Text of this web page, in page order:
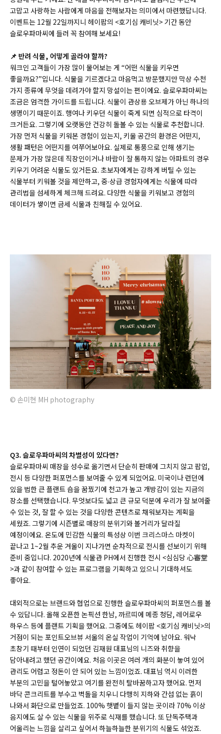
고맙고 사랑하는 사람에게 마음을 전해보자는 의미에서 마련했답니다.
이벤트는 12월 22일까지니 헤이팝의 <호기심 캐비닛> 기간 동안
슬로우파마씨에 들러 꼭 참여해 보세요!
📌 반려 식물, 어떻게 골라야 할까?
워크인 고객들이 가장 많이 물어보는 게 “어떤 식물을 키우면
좋을까요?”입니다. 식물을 기르겠다고 마음먹고 방문했지만 막상 수천
가지 종류에 무엇을 데려가야 할지 망설이는 편이에요. 슬로우파마씨는
조금은 엄격한 가이드를 드립니다. 식물이 관상용 오브제가 아닌 하나의
생명이기 때문이죠. 행여나 키우던 식물이 죽게 되면 심적으로 타격이
크거든요. 그렇기에 오랫동안 건강히 돌볼 수 있는 식물로 추천합니다.
가장 먼저 식물을 키워본 경험이 있는지, 키울 공간의 환경은 어떤지,
생활 패턴은 어떤지를 여쭈어보아요. 실제로 통풍으로 인해 생기는
문제가 가장 많은데 직장인이거나 바람이 잘 통하지 않는 아파트의 경우
키우기 어려운 식물도 있거든요. 초보자에게는 강하게 버틸 수 있는
식물부터 키워볼 것을 제안하고, 중∙상급 경험자에게는 식물에 따라
관리법을 섬세하게 체크해 드려요. 다양한 식물을 키워보고 경험의
데이터가 쌓이면 금세 식물과 친해질 수 있어요.
© 손미현 MH photography
Q3. 슬로우파마씨의 차별성이 있다면?
슬로우파마씨 매장을 성수로 옮기면서 단순히 판매에 그치지 않고 팝업,
전시 등 다양한 퍼포먼스를 보여줄 수 있게 되었어요. 미국이나 런던에
있을 법한 큰 플랜트 숍을 꿈꿨기에 천고가 높고 개방감이 있는 지금의
장소를 선택했습니다. 무엇보다도 넓고 큰 규모 덕분에 우리가 잘 보여줄
수 있는 것, 잘 할 수 있는 것을 다양한 콘텐츠로 채워보자는 계획을
세웠죠. 그렇기에 시즌별로 매장의 분위기와 볼거리가 달라질
예정이에요. 온도에 민감한 식물의 특성상 이번 크리스마스 마켓이
끝나고 1~2월 추운 겨울이 지나가면 순차적으로 전시를 선보이기 위해
준비 중입니다. 2020년에 식물관 PH에서 진행한 전시 <심심당 心審堂
>과 같이 참여할 수 있는 프로그램을 기획하고 있으니 기대하셔도
좋아요.
대외적으로는 브랜드와 협업으로 진행한 슬로우파마씨의 퍼포먼스를 볼
수 있답니다. 올해 오픈한 논픽션 한남, 까르띠에 메종 청담, 레어로우
하우스 등에 플랜트 기획을 했어요. 그중에도 헤이팝 <호기심 캐비닛>의
거점이 되는 포인트오브뷰 서울의 온실 작업이 기억에 남아요. 워낙
초창기 때부터 인연이 되었던 김재원 대표님의 니즈와 취향을
담아내려고 했던 공간이에요. 처음 이곳은 여러 개의 화분이 놓여 있어
관리도 어렵고 정돈이 안 되어 있는 느낌이었죠. 대표님 역시 이러한
부분의 고민을 털어놓았고 여기를 완전히 탈바꿈하고자 했어요. 먼저
바닥 콘크리트를 부수고 벽돌을 치우니 다행히 지하와 간섭 없는 흙이
나와서 화단으로 만들었죠. 100% 햇볕이 들지 않는 곳이라 70% 이상
음지에도 살 수 있는 식물을 위주로 식재를 했습니다. 또 단독주택과
어울리는 느낌을 살리고 싶어서 하늘하늘한 분위기의 식물도 섞었죠.